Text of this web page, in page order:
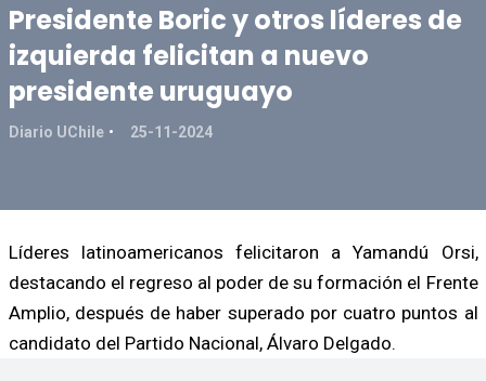
Presidente Boric y otros líderes de
izquierda felicitan a nuevo
presidente uruguayo
Diario UChile 25-11-2024
Líderes latinoamericanos felicitaron a Yamandú Orsi,
destacando el regreso al poder de su formación el Frente
Amplio, después de haber superado por cuatro puntos al
candidato del Partido Nacional, Álvaro Delgado.